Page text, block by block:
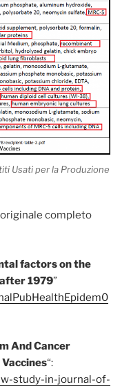
Usati per la Produzione
completo
factors on the
1979”
And Cancer
Vaccines“:
study-in-journal-of-